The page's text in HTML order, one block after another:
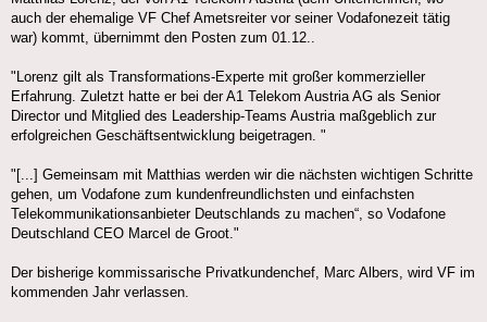
auch der ehemalige VF Chef Ametsreiter vor seiner Vodafonezeit tätig
war) kommt, übernimmt den Posten zum 01.12..
"Lorenz gilt als Transformations-Experte mit großer kommerzieller
Erfahrung. Zuletzt hatte er bei der A1 Telekom Austria AG als Senior
Director und Mitglied des Leadership-Teams Austria maßgeblich zur
erfolgreichen Geschäftsentwicklung beigetragen. "
"[...] Gemeinsam mit Matthias werden wir die nächsten wichtigen Schritte
gehen, um Vodafone zum kundenfreundlichsten und einfachsten
Telekommunikationsanbieter Deutschlands zu machen“, so Vodafone
Deutschland CEO Marcel de Groot."
Der bisherige kommissarische Privatkundenchef, Marc Albers, wird VF im
kommenden Jahr verlassen.